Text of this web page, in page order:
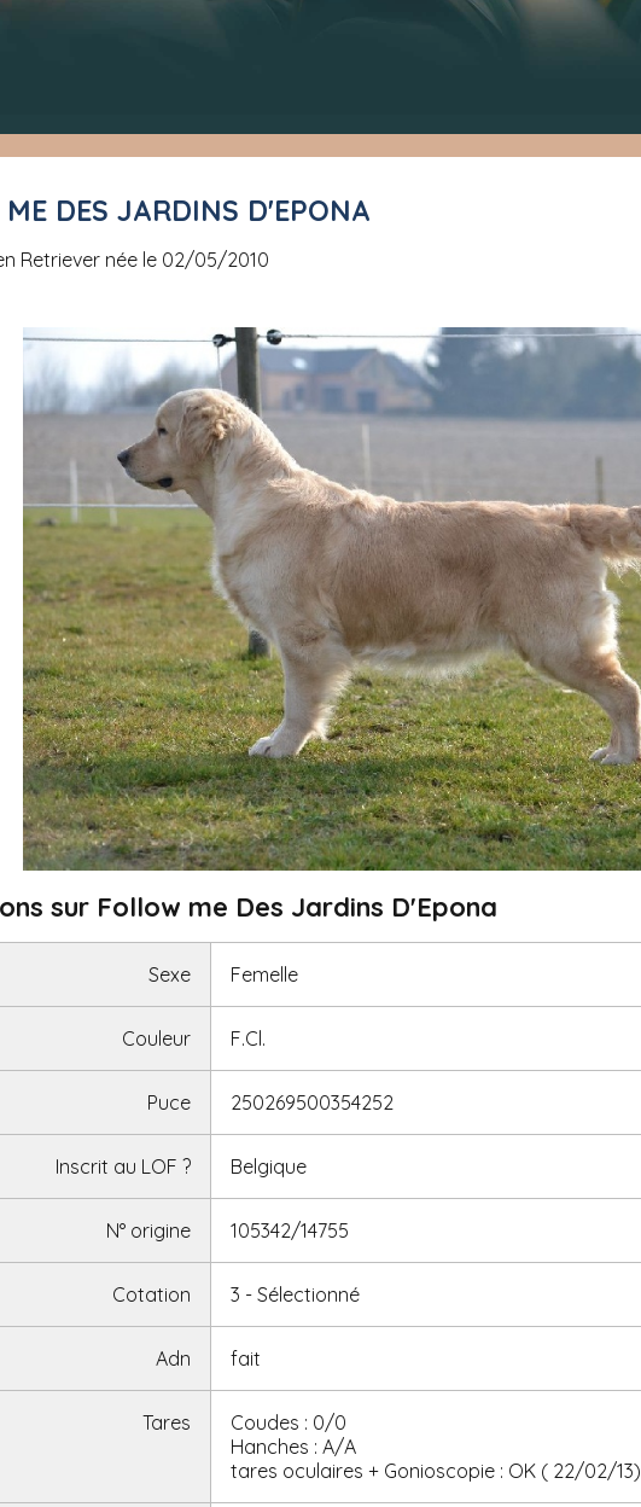
ME DES JARDINS D'EPONA
Retriever née le 02/05/2010
sur Follow me Des Jardins D'Epona
Sexe Femelle
Couleur F.Cl.
Puce 250269500354252
Inscrit au LOF? Belgique
N° origine 105342/14755
Cotation 3 - Sélectionné
Adn fait
Tares
Coudes : 0/0
Hanches : A/A
tares oculaires + Gonioscopie : OK ( 22/02/13)